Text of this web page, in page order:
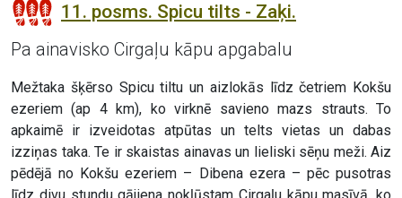
11. posms. Spicu tilts - Zaķi.
Pa ainavisko Cirgaļu kāpu apgabalu
Mežtaka šķērso Spicu tiltu un aizlokās līdz četriem Kokšu
ezeriem (ap 4 km), ko virknē savieno mazs strauts. To
apkaimē ir izveidotas atpūtas un telts vietas un dabas
izziņas taka. Te ir skaistas ainavas un lieliski sēņu meži. Aiz
pēdējā no Kokšu ezeriem – Dibena ezera – pēc pusotras